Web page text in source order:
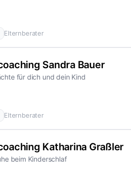
Elternberater
Sandra Bauer
für dich und dein Kind
Elternberater
Katharina Graßler
beim Kinderschlaf